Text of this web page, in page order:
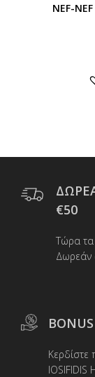
NEF-
€50
Τώρα τα
Δωρεάν
IOSIFIDIS